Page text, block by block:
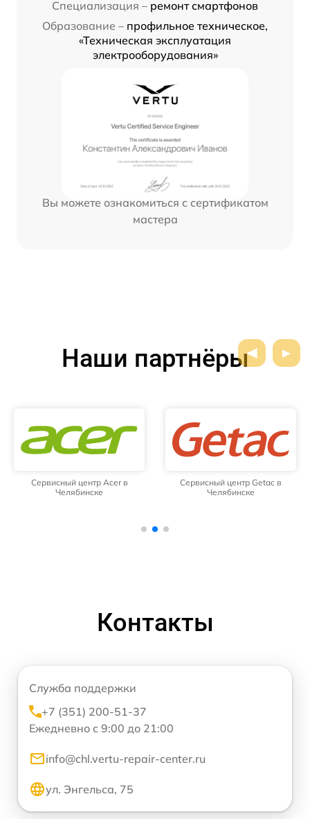
Специализация – ремонт смартфонов
Образование – профильное техническое,
«Техническая эксплуатация
электрооборудования»
Вы можете ознакомиться с сертификатом
мастера
Наши партнёры
Сервисный центр Acer в
Челябинске
Сервисный центр Getac в
Челябинске
Контакты
Служба поддержки
+7 (351) 200-51-37
Ежедневно с 9:00 до 21:00
info@chl.vertu-repair-center.ru
ул. Энгельса, 75